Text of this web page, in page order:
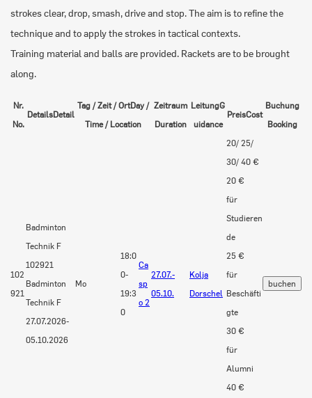
strokes clear, drop, smash, drive and stop. The aim is to refine the
technique and to apply the strokes in tactical contexts.
Training material and balls are provided. Rackets are to be brought
along.
Nr.
No.
DetailsDetail
Tag / Zeit / OrtDay /
Time / Location
Zeitraum
Duration
LeitungG
uidance
PreisCost
Buchung
Booking
102
921
Badminton
Technik F
102921
Badminton
Technik F
27.07.2026-
05.10.2026
Mo
18:0
0-
19:3
0
Ca
sp
o 2
27.07.-
05.10.
Kolja
Dorschel
20/ 25/
30/ 40 €
20 €
für
Studieren
de
25 €
für
Beschäfti
gte
30 €
für
Alumni
40 €